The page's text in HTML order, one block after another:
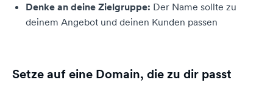
Denke an deine Zielgruppe: Der Name sollte zu
deinem Angebot und deinen Kunden passen
Setze auf eine Domain, die zu dir passt